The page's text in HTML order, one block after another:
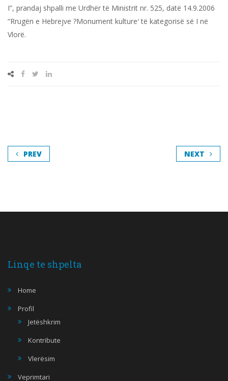
I”, prandaj shpalli me Urdhër të Ministrit nr. 525, datë 14.9.2006
“Rrugën e Hebrejve ?Monument kulture′ të kategorisë së I në
Vlorë.
PREV NEXT
Linqe te shpelta
Home
Profil
Jetëshkrim
Kontribute
Vlerësim
Veprimtari